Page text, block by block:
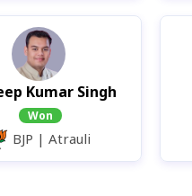
Kumar Singh
Won
BJP | Atrauli